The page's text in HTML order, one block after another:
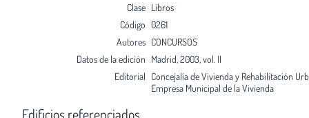
Clase Libros
Código 0261
Autores CONCURSOS
Datos de la edición Madrid, 2003, vol. II
Editorial Concejalía de Vivienda y Rehabilitación
Empresa Municipal de la Vivienda
Edificios referenciados